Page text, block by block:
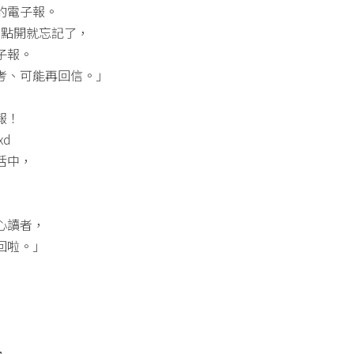
電子報。
開就忘記了，
報。
可能再回信。」
，
者，
。」